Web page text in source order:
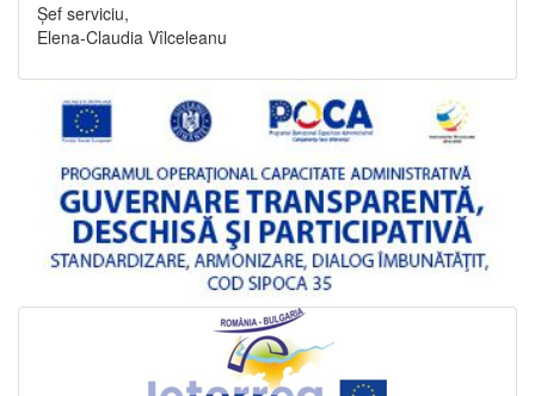
Șef serviciu,
Elena-Claudia Vîlceleanu